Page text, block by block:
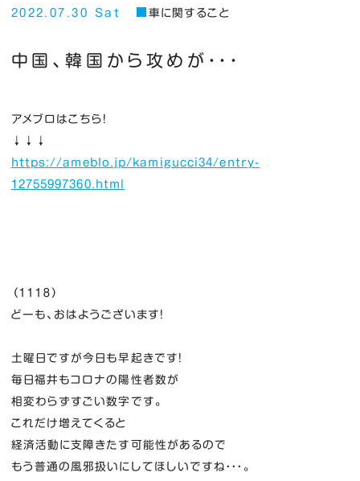
2022.07.30 Sat 車に関すること
中国、韓国から攻めが・・・
アメブロはこちら！
↓↓↓
https://ameblo.jp/kamigucci34/entry-
12755997360.html
（１１１８）
どーも、おはようございます！
土曜日ですが今日も早起きです！
毎日福井もコロナの陽性者数が
相変わらずすごい数字です。
これだけ増えてくると
経済活動に支障きたす可能性があるので
もう普通の風邪扱いにしてほしいですね・・・。